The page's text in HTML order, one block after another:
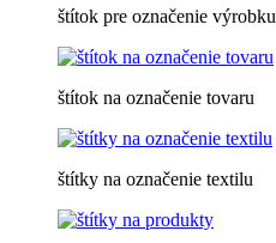
štítok pre označenie výrobku
štítok na označenie tovaru
štítky na označenie textilu